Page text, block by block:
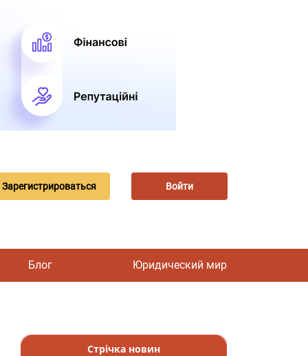
Зарегистрироваться Войти
Блог Юридический мир
Стрічка новин